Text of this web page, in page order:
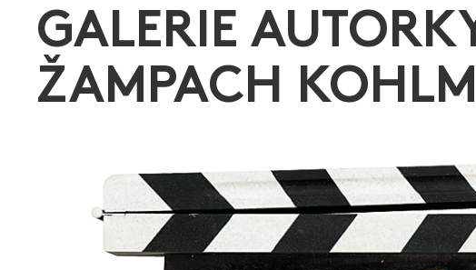
Home
Galerie filmových klapek
O projektu
Aktuální výstavy
Aukce filmových klapek
GALERIE
ŽAMPACH